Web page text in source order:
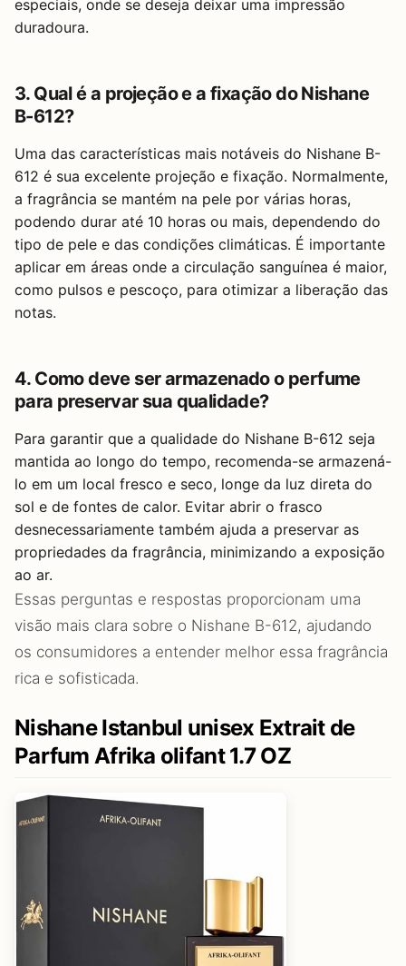
especiais, onde se deseja deixar uma impressão
duradoura.
3. Qual é a projeção e a fixação do Nishane
B-612?
Uma das características mais notáveis do Nishane B-
612 é sua excelente projeção e fixação. Normalmente,
a fragrância se mantém na pele por várias horas,
podendo durar até 10 horas ou mais, dependendo do
tipo de pele e das condições climáticas. É importante
aplicar em áreas onde a circulação sanguínea é maior,
como pulsos e pescoço, para otimizar a liberação das
notas.
4. Como deve ser armazenado o perfume
para preservar sua qualidade?
Para garantir que a qualidade do Nishane B-612 seja
mantida ao longo do tempo, recomenda-se armazená-
lo em um local fresco e seco, longe da luz direta do
sol e de fontes de calor. Evitar abrir o frasco
desnecessariamente também ajuda a preservar as
propriedades da fragrância, minimizando a exposição
ao ar.
Essas perguntas e respostas proporcionam uma
visão mais clara sobre o Nishane B-612, ajudando
os consumidores a entender melhor essa fragrância
rica e sofisticada.
Nishane Istanbul unisex Extrait de
Parfum Afrika olifant 1.7 OZ